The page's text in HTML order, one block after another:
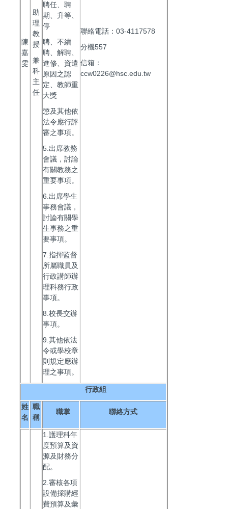
陳
嘉
雯
助
理
教
授
兼
科
主
任
聘任、聘
期、升等、
停
聘、不續
聘、解聘、
進修、資遣
原因之認
定、教師重
大獎
懲及其他依
法令應行評
審之事項。
5.出席教務
會議，討論
有關教務之
重要事項。
6.出席學生
事務會議，
討論有關學
生事務之重
要事項。
7.指揮監督
所屬職員及
行政講師辦
理科務行政
事項。
8.校長交辦
事項。
9.其他依法
令或學校章
則規定應辦
理之事項。
聯絡電話：03-4117578
分機557
信箱：
ccw0226@hsc.edu.tw
行政組
姓
名
職
稱
職掌 聯絡方式
1.護理科年
度預算及資
源及財務分
配。
2.審核各項
設備採購經
費預算及彙